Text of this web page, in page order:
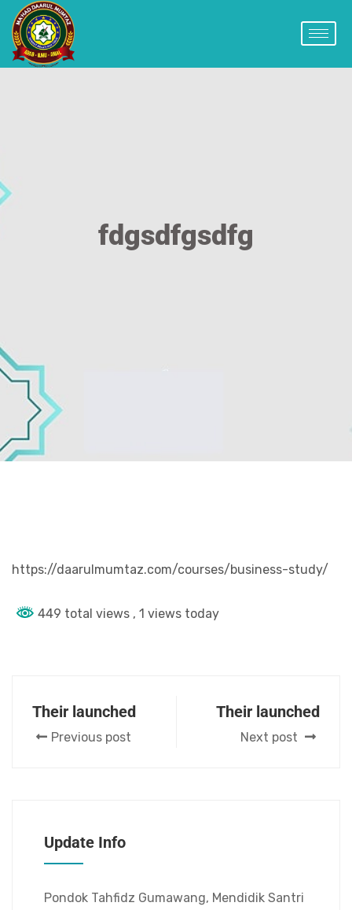
fdgsdfgsdfg
https://daarulmumtaz.com/courses/business-study/
449 total views , 1 views today
Their launched
Previous post
Their launched
Next post
Update Info
Pondok Tahfidz Gumawang, Mendidik Santri